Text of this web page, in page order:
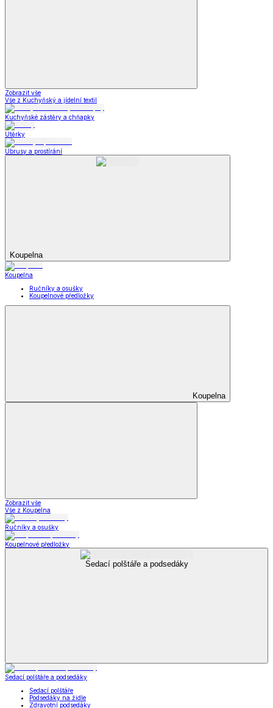
Zobrazit vše
Vše z Kuchyňský a jídelní textil
Kuchyňské zástěry a chňapky
Utěrky
Ubrusy a prostírání
Koupelna
Koupelna
Ručníky a osušky
Koupelnové předložky
Koupelna
Zobrazit vše
Vše z Koupelna
Ručníky a osušky
Koupelnové předložky
Sedací polštáře a podsedáky
Sedací polštáře a podsedáky
Sedací polštáře
Podsedáky na židle
Zdravotní podsedáky